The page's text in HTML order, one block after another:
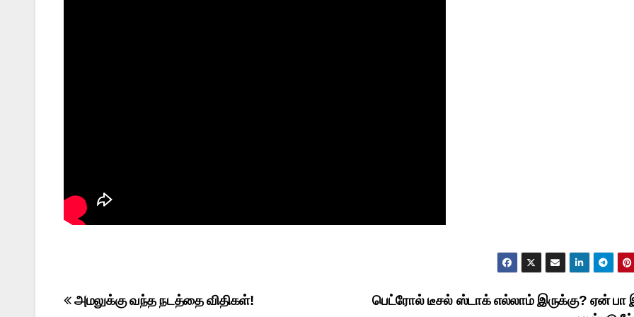
Post
பெட்ரோல் டீசல் ஸ்டாக் எல்லாம் இருக்கு? ஏன் பா
அமலுக்கு வந்த நடத்தை விதிகள்!
வயநாட்டை
அரசியல் இதழ்கள்
June